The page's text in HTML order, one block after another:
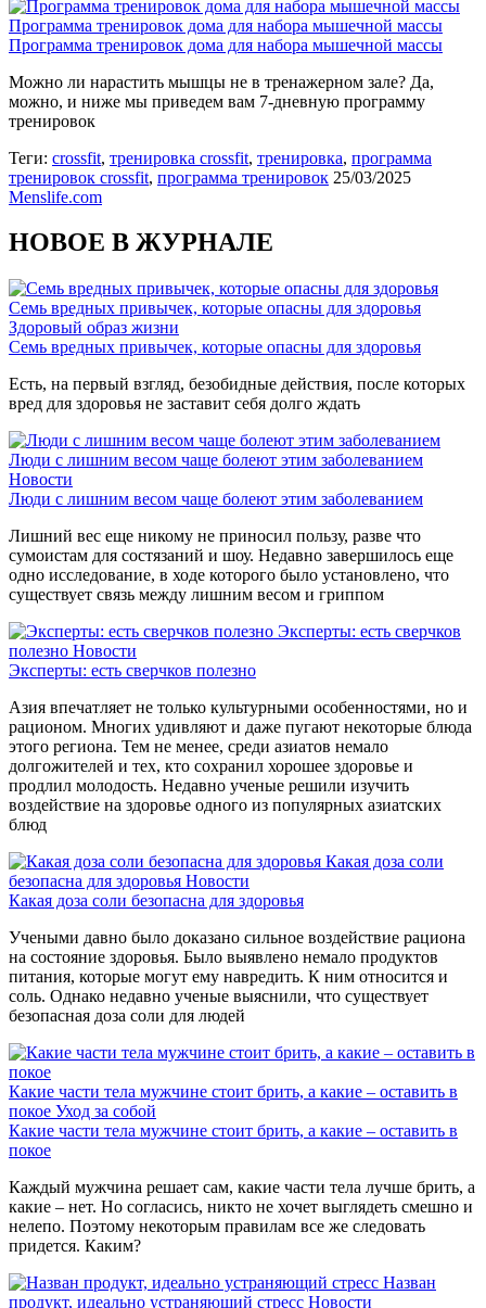
Программа тренировок дома для набора мышечной массы
Программа тренировок дома для набора мышечной массы
Можно ли нарастить мышцы не в тренажерном зале? Да,
можно, и ниже мы приведем вам 7-дневную программу
тренировок
Теги: crossfit, тренировка crossfit, тренировка, программа
тренировок crossfit, программа тренировок 25/03/2025
Menslife.com
НОВОЕ В ЖУРНАЛЕ
Семь вредных привычек, которые опасны для здоровья
Здоровый образ жизни
Семь вредных привычек, которые опасны для здоровья
Есть, на первый взгляд, безобидные действия, после которых
вред для здоровья не заставит себя долго ждать
Люди с лишним весом чаще болеют этим заболеванием
Новости
Люди с лишним весом чаще болеют этим заболеванием
Лишний вес еще никому не приносил пользу, разве что
сумоистам для состязаний и шоу. Недавно завершилось еще
одно исследование, в ходе которого было установлено, что
существует связь между лишним весом и гриппом
Эксперты: есть сверчков
полезно Новости
Эксперты: есть сверчков полезно
Азия впечатляет не только культурными особенностями, но и
рационом. Многих удивляют и даже пугают некоторые блюда
этого региона. Тем не менее, среди азиатов немало
долгожителей и тех, кто сохранил хорошее здоровье и
продлил молодость. Недавно ученые решили изучить
воздействие на здоровье одного из популярных азиатских
блюд
Какая доза соли
безопасна для здоровья Новости
Какая доза соли безопасна для здоровья
Учеными давно было доказано сильное воздействие рациона
на состояние здоровья. Было выявлено немало продуктов
питания, которые могут ему навредить. К ним относится и
соль. Однако недавно ученые выяснили, что существует
безопасная доза соли для людей
Какие части тела мужчине стоит брить, а какие – оставить в
покое Уход за собой
Какие части тела мужчине стоит брить, а какие – оставить в
покое
Каждый мужчина решает сам, какие части тела лучше брить, а
какие – нет. Но согласись, никто не хочет выглядеть смешно и
нелепо. Поэтому некоторым правилам все же следовать
придется. Каким?
Назван
продукт, идеально устраняющий стресс Новости